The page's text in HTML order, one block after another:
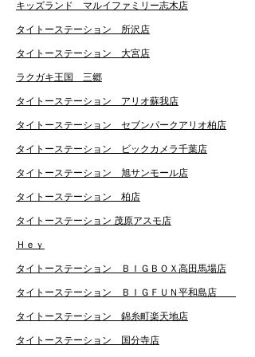
キッズランド マルイファミリー志木店
タイトーステーション 所沢店
タイトーステーション 大宮店
ラクガキ王国 三郷
タイトーステーション アリオ蘇我店
タイトーステーション セブンパークアリオ柏店
タイトーステーション ビックカメラ千葉店
タイトーステーション 旭サンモール店
タイトーステーション 柏店
タイトーステーション 茂原アスモ店
Ｈｅｙ
タイトーステーション ＢＩＧＢＯＸ高田馬場店
タイトーステーション ＢＩＧＦＵＮ平和島店
タイトーステーション 錦糸町楽天地店
タイトーステーション 国分寺店